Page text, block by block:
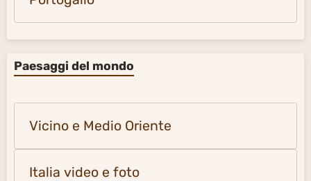
Paesaggi del mondo
Vicino e Medio Oriente
Italia video e foto